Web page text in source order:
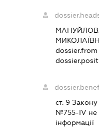
ст. 9 Закону
№755-ІV не
інформації